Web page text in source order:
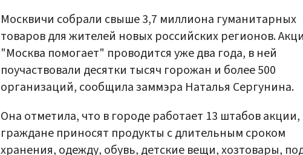
Москвичи собрали свыше 3,7 миллиона гуманитарных
товаров для жителей новых российских регионов.
"Москва помогает" проводится уже два года, в ней
поучаствовали десятки тысяч горожан и более 500
организаций, сообщила заммэра Наталья Сергунина.
Она отметила, что в городе работает 13 штабов акции,
граждане приносят продукты с длительным сроком
хранения, одежду, обувь, детские вещи, хозтовары,